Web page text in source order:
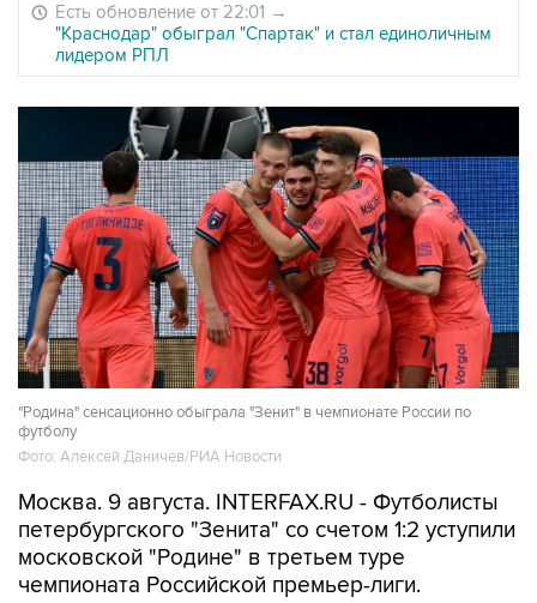
Есть обновление от 22:01 →
"Краснодар" обыграл "Спартак" и стал единоличным
лидером РПЛ
"Родина" сенсационно обыграла "Зенит" в чемпионате России по
футболу
Фото: Алексей Даничев/РИА Новости
Москва. 9 августа. INTERFAX.RU - Футболисты
петербургского "Зенита" со счетом 1:2 уступили
московской "Родине" в третьем туре
чемпионата Российской премьер-лиги.